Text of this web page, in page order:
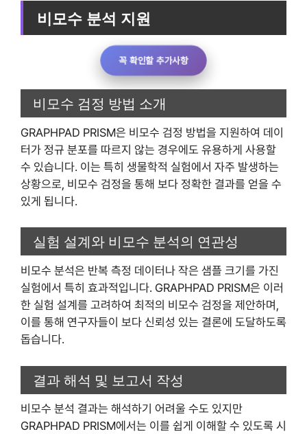
비모수 분석 지원
꼭 확인할 추가사항
비모수 검정 방법 소개
GRAPHPAD PRISM은 비모수 검정 방법을 지원하여 데이
터가 정규 분포를 따르지 않는 경우에도 유용하게 사용할
수 있습니다. 이는 특히 생물학적 실험에서 자주 발생하는
상황으로, 비모수 검정을 통해 보다 정확한 결과를 얻을 수
있게 됩니다.
실험 설계와 비모수 분석의 연관성
비모수 분석은 반복 측정 데이터나 작은 샘플 크기를 가진
실험에서 특히 효과적입니다. GRAPHPAD PRISM은 이러
한 실험 설계를 고려하여 최적의 비모수 검정을 제안하며,
이를 통해 연구자들이 보다 신뢰성 있는 결론에 도달하도록
돕습니다.
결과 해석 및 보고서 작성
비모수 분석 결과는 해석하기 어려울 수도 있지만
GRAPHPAD PRISM에서는 이를 쉽게 이해할 수 있도록 시